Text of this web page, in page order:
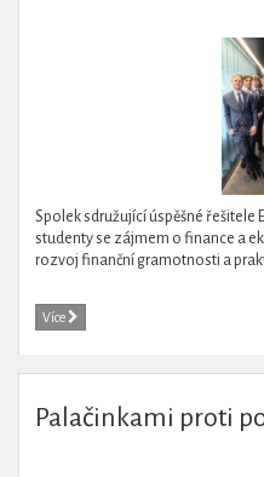
Spolek sdružující úspěšné řešitele
studenty se zájmem o finance a
rozvoj finanční gramotnosti a
Více
Palačinkami proti